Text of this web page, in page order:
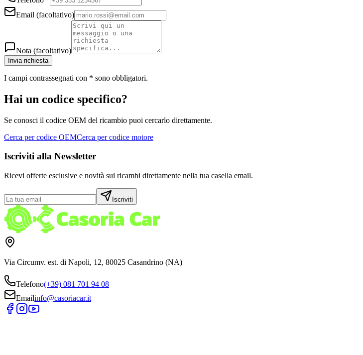
Email (facoltativo)
Nota (facoltativo)
Invia richiesta
I campi contrassegnati con * sono obbligatori.
Hai un codice specifico?
Se conosci il codice OEM del ricambio puoi cercarlo direttamente.
Cerca per codice OEMCerca per codice motore
Iscriviti alla Newsletter
Ricevi offerte esclusive e novità sui ricambi direttamente nella tua casella email.
Iscriviti
Via Circumv. est. di Napoli, 12, 80025 Casandrino (NA)
Telefono(+39) 081 701 94 08
Emailinfo@casoriacar.it